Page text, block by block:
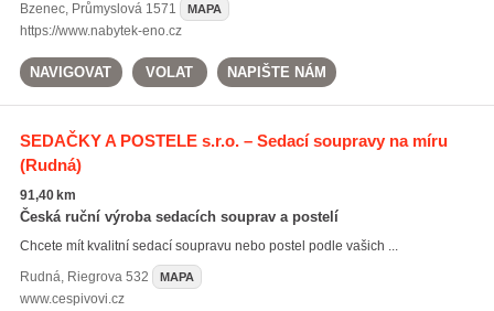
Bzenec, Průmyslová 1571 MAPA
https://www.nabytek-eno.cz
NAVIGOVAT VOLAT NAPIŠTE NÁM
SEDAČKY A POSTELE s.r.o. – Sedací soupravy na míru
(Rudná)
91,40 km
Česká ruční výroba sedacích souprav a postelí
Chcete mít kvalitní sedací soupravu nebo postel podle vašich ...
Rudná, Riegrova 532 MAPA
www.cespivovi.cz